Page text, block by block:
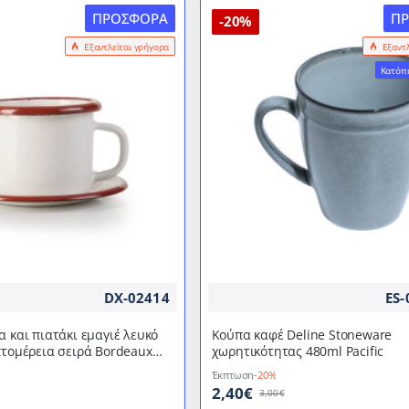
λεπτομέρεια
Φ8εκ.
παραδοσιακό
ΠΡΟΣΦΟΡΆ
Εξαντλείται γρήγορα
DX-02414
και πιατάκι εμαγιέ λευκό
σειρά Bordeaux
-20%
Κούπα καφέ Deline Stoneware
χωρητικότητας 480ml Pacific
Έκπτωση-20%
2,40€ 3,00€